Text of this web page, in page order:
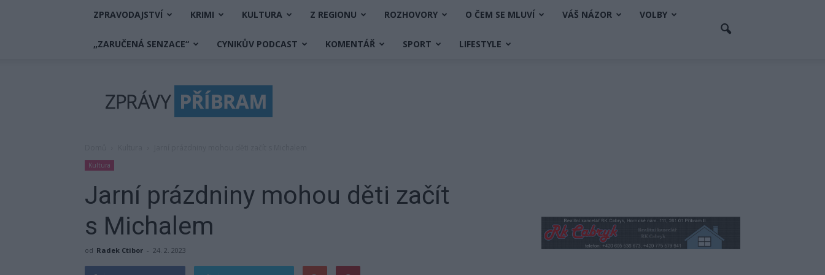
ZPRAVODAJSTVÍ KRIMI KULTURA Z REGIONU ROZHOVORY O ČEM SE MLUVÍ VÁŠ NÁZOR VOLBY
„ZARUČENÁ SENZACE“ CYNIKŮV PODCAST KOMENTÁŘ SPORT LIFESTYLE
Příbram
Kultura
Jarní prázdniny mohou děti začít
s Michalem
od Radek Ctibor - 24. 2. 2023